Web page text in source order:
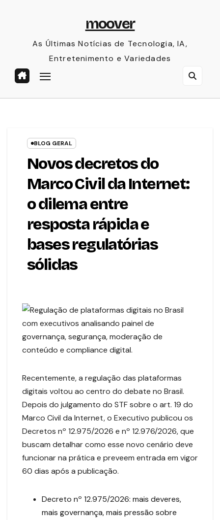
moover
As Últimas Notícias de Tecnologia, IA,
Entretenimento e Variedades
BLOG GERAL
Novos decretos do
Marco Civil da Internet:
o dilema entre
resposta rápida e
bases regulatórias
sólidas
Recentemente, a regulação das plataformas
digitais voltou ao centro do debate no Brasil.
Depois do julgamento do STF sobre o art. 19 do
Marco Civil da Internet, o Executivo publicou os
Decretos nº 12.975/2026 e nº 12.976/2026, que
buscam detalhar como esse novo cenário deve
funcionar na prática e preveem entrada em vigor
60 dias após a publicação.
Decreto nº 12.975/2026: mais deveres,
mais governança, mais pressão sobre